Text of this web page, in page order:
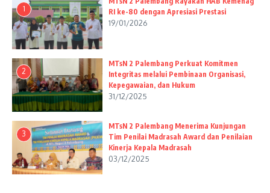
1
RI ke-80 dengan Apresiasi Prestasi
19/01/2026
2
MTsN 2 Palembang Perkuat Komitmen
Integritas melalui Pembinaan Organisasi,
Kepegawaian, dan Hukum
31/12/2025
3
MTsN 2 Palembang Menerima Kunjungan
Tim Penilai Madrasah Award dan Penilaian
Kinerja Kepala Madrasah
03/12/2025